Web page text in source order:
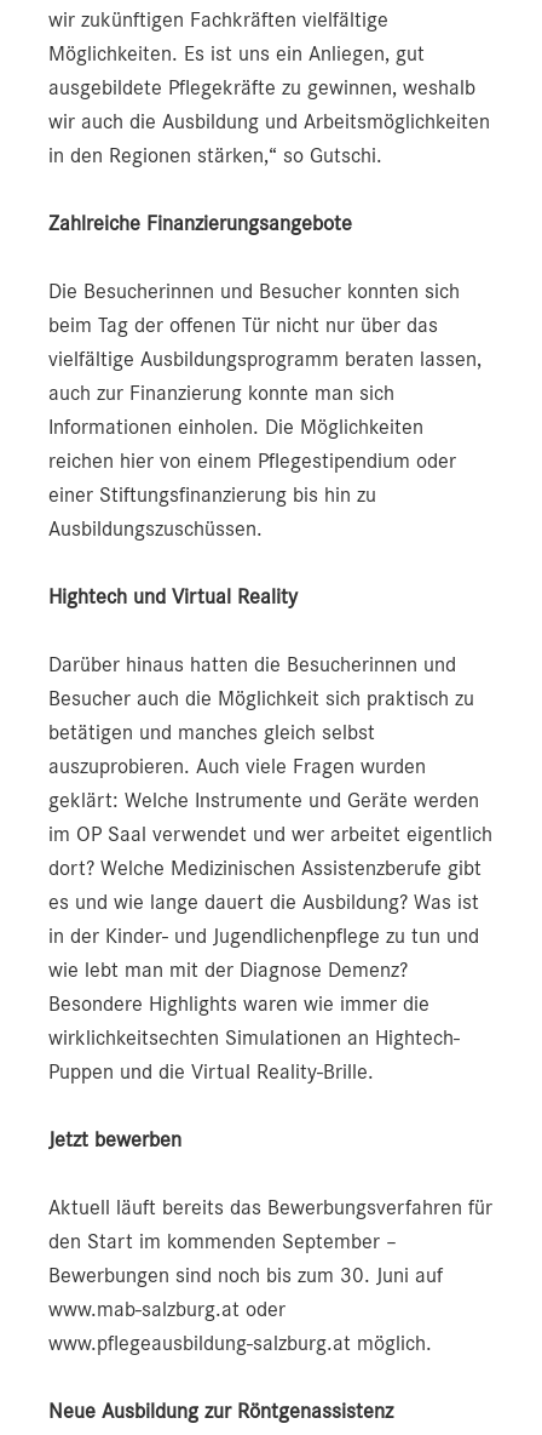
wir zukünftigen Fachkräften vielfältige
Möglichkeiten. Es ist uns ein Anliegen, gut
ausgebildete Pflegekräfte zu gewinnen, weshalb
wir auch die Ausbildung und Arbeitsmöglichkeiten
in den Regionen stärken,“ so Gutschi.
Zahlreiche Finanzierungsangebote
Die Besucherinnen und Besucher konnten sich
beim Tag der offenen Tür nicht nur über das
vielfältige Ausbildungsprogramm beraten lassen,
auch zur Finanzierung konnte man sich
Informationen einholen. Die Möglichkeiten
reichen hier von einem Pflegestipendium oder
einer Stiftungsfinanzierung bis hin zu
Ausbildungszuschüssen.
Hightech und Virtual Reality
Darüber hinaus hatten die Besucherinnen und
Besucher auch die Möglichkeit sich praktisch zu
betätigen und manches gleich selbst
auszuprobieren. Auch viele Fragen wurden
geklärt: Welche Instrumente und Geräte werden
im OP Saal verwendet und wer arbeitet eigentlich
dort? Welche Medizinischen Assistenzberufe gibt
es und wie lange dauert die Ausbildung? Was ist
in der Kinder- und Jugendlichenpflege zu tun und
wie lebt man mit der Diagnose Demenz?
Besondere Highlights waren wie immer die
wirklichkeitsechten Simulationen an Hightech-
Puppen und die Virtual Reality-Brille.
Jetzt bewerben
Aktuell läuft bereits das Bewerbungsverfahren für
den Start im kommenden September –
Bewerbungen sind noch bis zum 30. Juni auf
www.mab-salzburg.at oder
www.pflegeausbildung-salzburg.at möglich.
Neue Ausbildung zur Röntgenassistenz